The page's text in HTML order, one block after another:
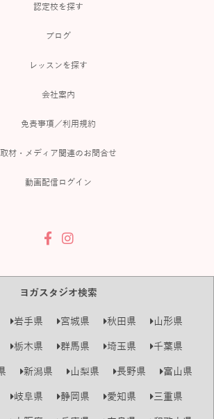
認定校を探す
ブログ
レッスンを探す
会社案内
免責事項／利用規約
取材・メディア関連のお問合せ
動画配信ログイン
ヨガスタジオ検索
岩手県 宮城県 秋田県
山形県
栃木県 群馬県 埼玉県
千葉県
新潟県 山梨県 長野県
富山県
岐阜県 静岡県 愛知県
三重県